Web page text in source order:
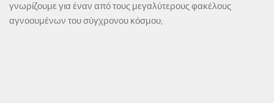
γνωρίζουμε για έναν από τους μεγαλύτερους φακέλους
αγνοουμένων του σύγχρονου κόσμου;